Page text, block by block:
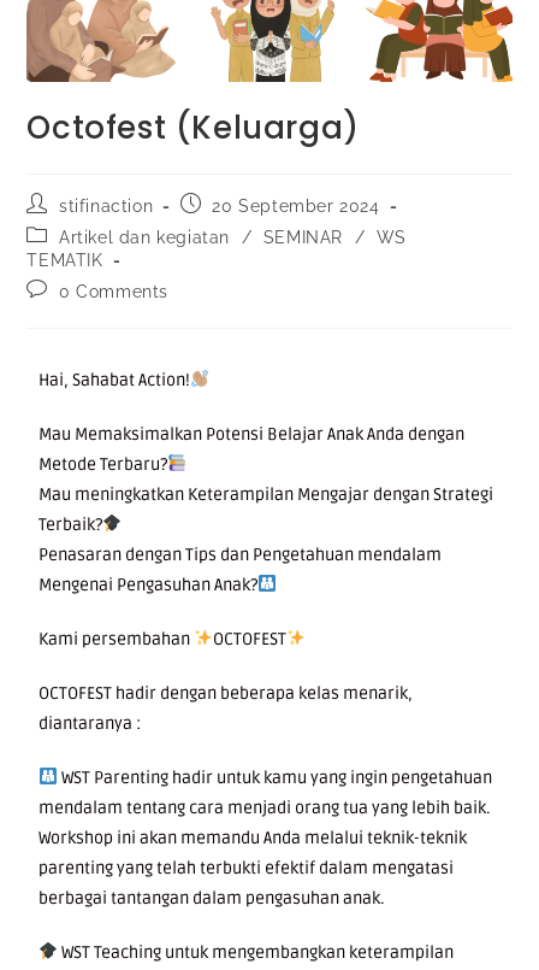
Octofest (Keluarga)
stifinaction
20 September 2024
Artikel dan kegiatan
/ SEMINAR /
WS
TEMATIK
0 Comments
Hai, Sahabat Action!
Mau Memaksimalkan Potensi Belajar Anak Anda dengan
Metode Terbaru?
Mau meningkatkan Keterampilan Mengajar dengan Strategi
Terbaik?
Penasaran dengan Tips dan Pengetahuan mendalam
Mengenai Pengasuhan Anak?
Kami persembahan OCTOFEST
OCTOFEST hadir dengan beberapa kelas menarik,
diantaranya :
WST Parenting hadir untuk kamu yang ingin pengetahuan
mendalam tentang cara menjadi orang tua yang lebih baik.
Workshop ini akan memandu Anda melalui teknik-teknik
parenting yang telah terbukti efektif dalam mengatasi
berbagai tantangan dalam pengasuhan anak.
WST Teaching untuk mengembangkan keterampilan